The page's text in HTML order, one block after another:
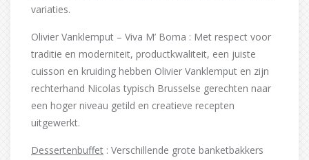
variaties.
Olivier Vanklemput – Viva M’ Boma : Met respect voor
traditie en moderniteit, productkwaliteit, een juiste
cuisson en kruiding hebben Olivier Vanklemput en zijn
rechterhand Nicolas typisch Brusselse gerechten naar
een hoger niveau getild en creatieve recepten
uitgewerkt.
Dessertenbuffet : Verschillende grote banketbakkers